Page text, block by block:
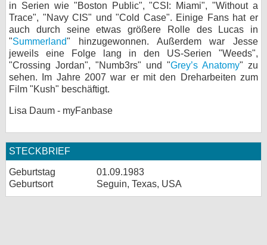
in Serien wie "Boston Public", "CSI: Miami", "Without a
Trace", "Navy CIS" und "Cold Case". Einige Fans hat er
auch durch seine etwas größere Rolle des Lucas in
"Summerland" hinzugewonnen. Außerdem war Jesse
jeweils eine Folge lang in den US-Serien "Weeds",
"Crossing Jordan", "Numb3rs" und "Grey’s Anatomy" zu
sehen. Im Jahre 2007 war er mit den Dreharbeiten zum
Film "Kush" beschäftigt.
Lisa Daum - myFanbase
STECKBRIEF
Geburtstag
01.09.1983
Geburtsort
Seguin, Texas, USA
Nutzungsbedingungen
Datenschutz
Cookie-Einstellungen
myFanbase